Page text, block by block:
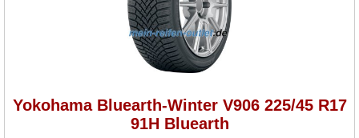
Yokohama Bluearth-Winter V906 225/45 R17
91H Bluearth